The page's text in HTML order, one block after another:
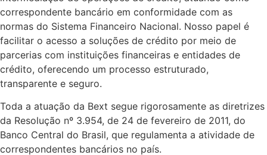
correspondente bancário em conformidade com as
normas do Sistema Financeiro Nacional. Nosso papel é
facilitar o acesso a soluções de crédito por meio de
parcerias com instituições financeiras e entidades de
crédito, oferecendo um processo estruturado,
transparente e seguro.
Toda a atuação da Bext segue rigorosamente as diretrizes
da Resolução nº 3.954, de 24 de fevereiro de 2011, do
Banco Central do Brasil, que regulamenta a atividade de
correspondentes bancários no país.